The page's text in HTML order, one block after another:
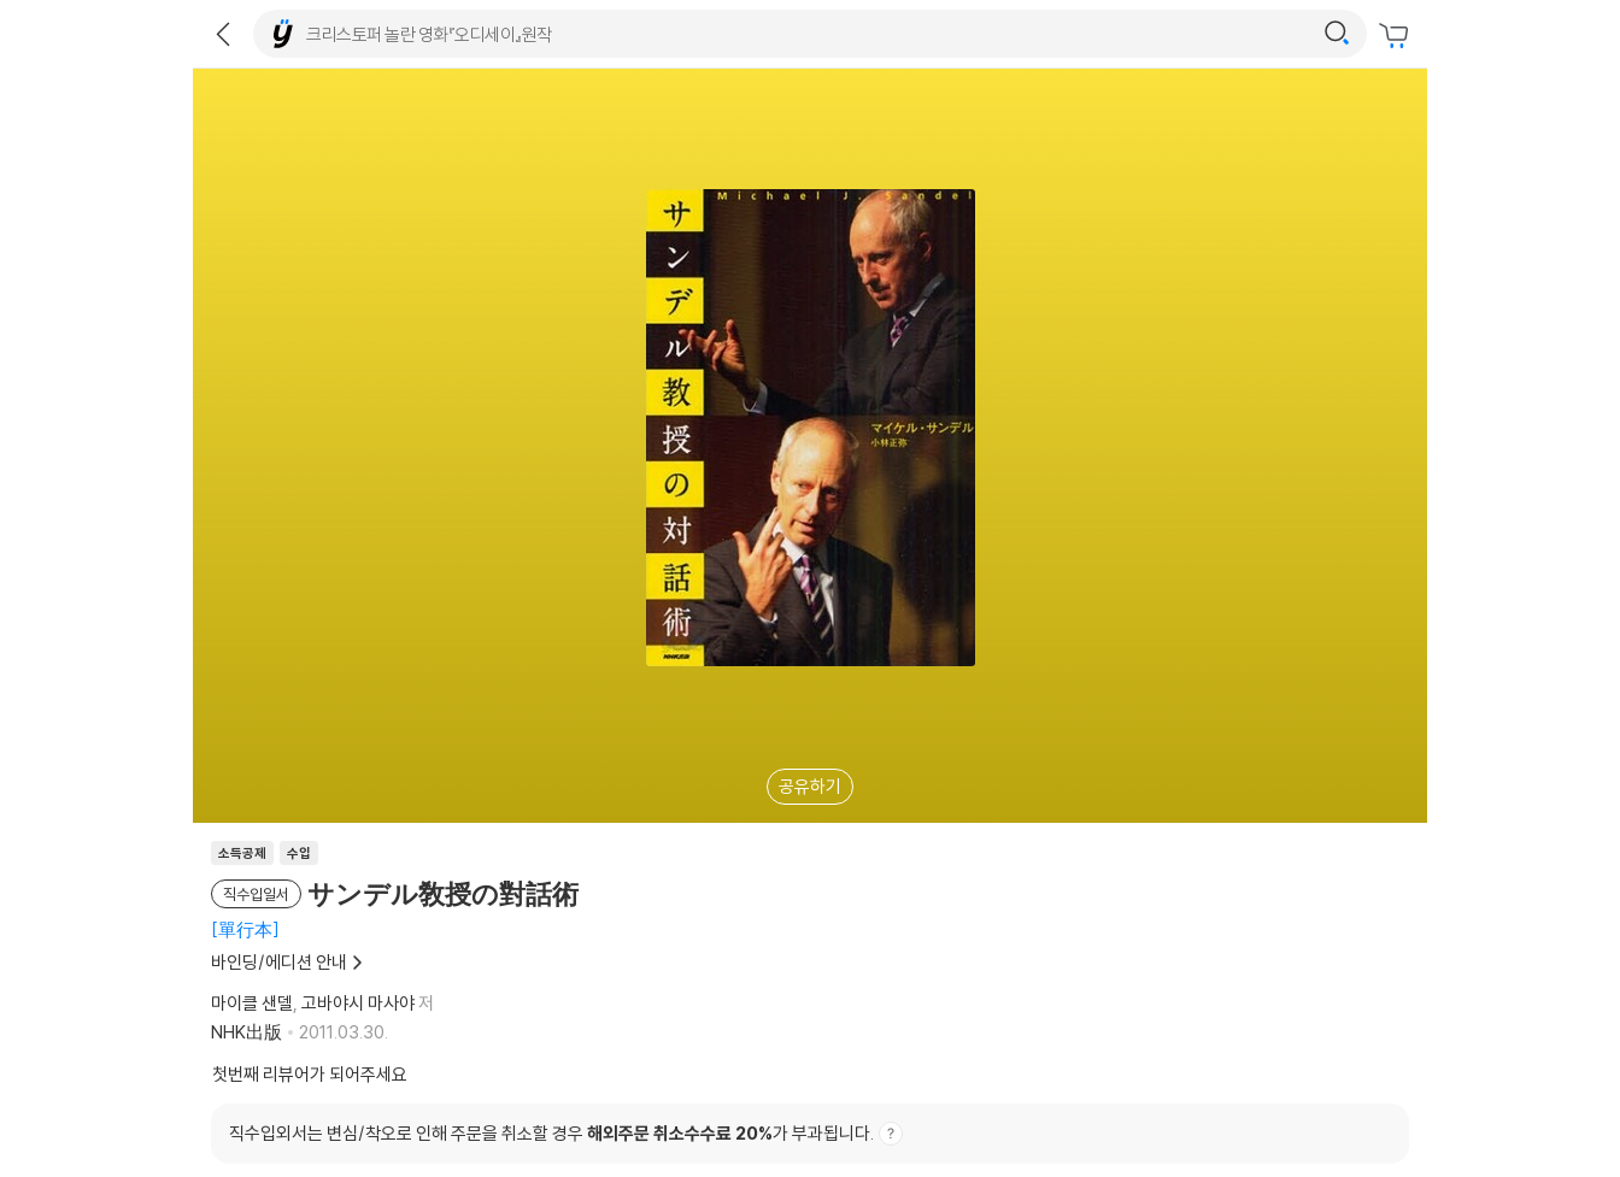
공유하기
소득공제 수입
직수입일서 サンデル敎授の對話術
單行本
바인딩/에디션 안내
마이클 샌델 고바야시 마사야저
NHK出版
2011.03.30.
첫번째 리뷰어가 되어주세요
직수입외서는 변심/착오로 인해 주문을 취소할 경우 해외주문 취소수수료 20%가 부과됩니다.